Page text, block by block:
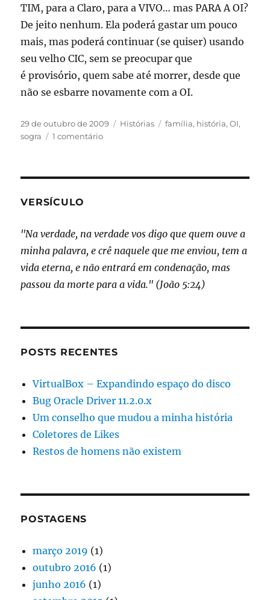
TIM, para a Claro, para a VIVO… mas PARA A OI?
De jeito nenhum. Ela poderá gastar um pouco
mais, mas poderá continuar (se quiser) usando
seu velho CIC, sem se preocupar que
é provisório, quem sabe até morrer, desde que
não se esbarre novamente com a OI.
Publicado
em
29 de outubro de 2009 Categorias
Histórias Tags
família, história,OI,
sogra
1 comentárioem
VERSÍCULO
"Na verdade, na verdade vos digo que quem ouve a
minha palavra, e crê naquele que me enviou, tem a
vida eterna, e não entrará em condenação, mas
passou da morte para a vida." (João 5:24)
POSTS RECENTES
VirtualBox – Expandindo espaço do disco
Bug Oracle Driver 11.2.0.x
Um conselho que mudou a minha história
Coletores de Likes
Restos de homens não existem
POSTAGENS
março 2019 (1)
outubro 2016 (1)
junho 2016 (1)